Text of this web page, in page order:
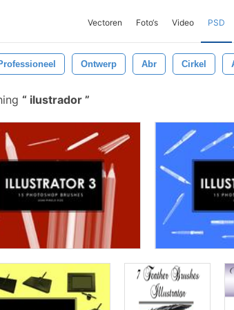
Vectoren Foto‘s Video PSD
Ontwerp Abr Cirkel
ilustrador